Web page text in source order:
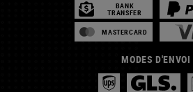
BANK
TRANSFER
MASTERCARD
MODES D'ENVOI